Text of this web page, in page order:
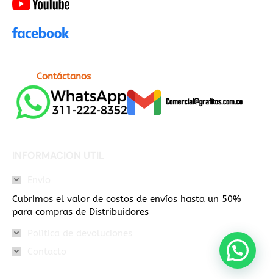
Contáctanos
Cubrimos el valor de costos de envíos hasta un 50%
para compras de Distribuidores